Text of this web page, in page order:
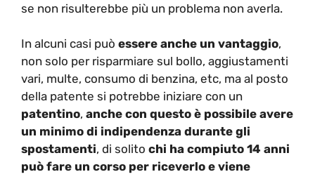
se non risulterebbe più un problema non averla.
In alcuni casi può essere anche un vantaggio,
non solo per risparmiare sul bollo, aggiustamenti
vari, multe, consumo di benzina, etc, ma al posto
della patente si potrebbe iniziare con un
patentino, anche con questo è possibile avere
un minimo di indipendenza durante gli
spostamenti, di solito chi ha compiuto 14 anni
può fare un corso per riceverlo e viene